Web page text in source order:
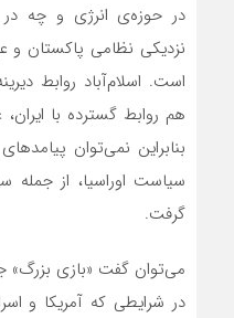
در حوزه‌ی انرژی و چه در
نزدیکی نظامی پاکستان و
است. اسلام‌آباد روابط
هم روابط گسترده با
بنابراین نمی‌توان
سیاست اوراسیا، از جمله
گرفت.
می‌توان گفت «بازی بزرگ»
در شرایطی که آمریکا و